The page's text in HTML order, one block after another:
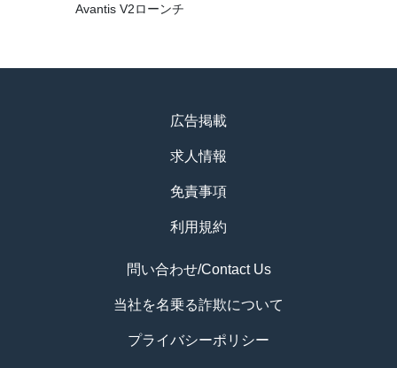
Avantis V2ローンチ
広告掲載
求人情報
免責事項
利用規約
問い合わせ/Contact Us
当社を名乗る詐欺について
プライバシーポリシー